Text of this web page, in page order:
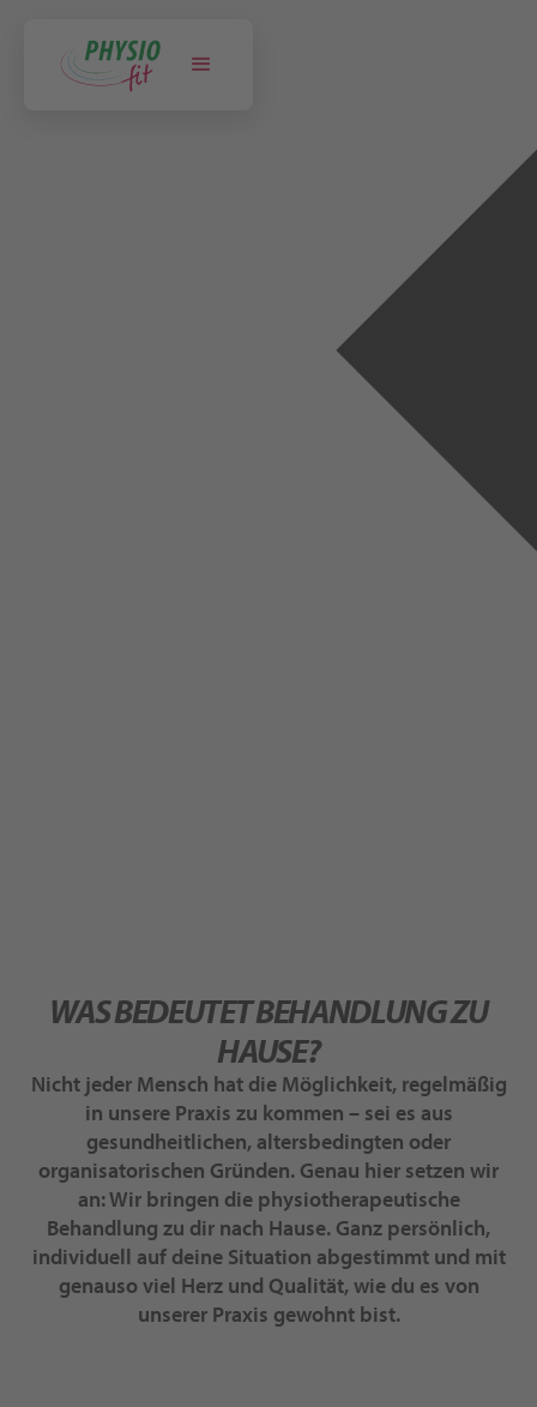
SCHLESWIG
WAS BEDEUTET BEHANDLUNG ZU
HAUSE?
Nicht jeder Mensch hat die Möglichkeit, regelmäßig
in unsere Praxis zu kommen – sei es aus
gesundheitlichen, altersbedingten oder
organisatorischen Gründen. Genau hier setzen wir
an: Wir bringen die physiotherapeutische
Behandlung zu dir nach Hause. Ganz persönlich,
individuell auf deine Situation abgestimmt und mit
genauso viel Herz und Qualität, wie du es von
unserer Praxis gewohnt bist.